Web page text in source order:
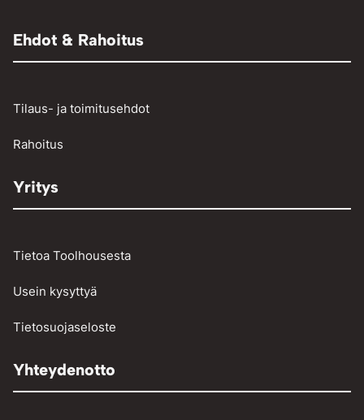
Osienpesu
Vinssit ja taljat
Henkilö- ja pakettiautojen vikakoodinlukijat
Ehdot & Rahoitus
Tilaus- ja toimitusehdot
Rahoitus
Yritys
Tietoa Toolhousesta
Usein kysyttyä
Tietosuojaseloste
Yhteydenotto